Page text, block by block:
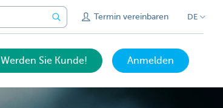
Termin vereinbaren DE
Werden Sie Kunde! Anmelden